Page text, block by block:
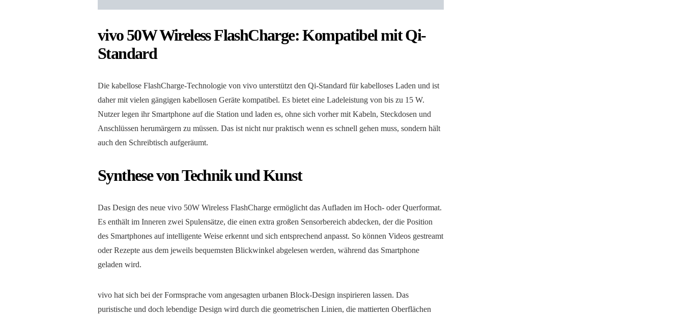
vivo 50W Wireless FlashCharge: Kompatibel mit Qi-
Standard
Die kabellose FlashCharge-Technologie von vivo unterstützt den Qi-Standard für kabelloses Laden und ist
daher mit vielen gängigen kabellosen Geräte kompatibel. Es bietet eine Ladeleistung von bis zu 15 W.
Nutzer legen ihr Smartphone auf die Station und laden es, ohne sich vorher mit Kabeln, Steckdosen und
Anschlüssen herumärgern zu müssen. Das ist nicht nur praktisch wenn es schnell gehen muss, sondern hält
auch den Schreibtisch aufgeräumt.
Synthese von Technik und Kunst
Das Design des neue vivo 50W Wireless FlashCharge ermöglicht das Aufladen im Hoch- oder Querformat.
Es enthält im Inneren zwei Spulensätze, die einen extra großen Sensorbereich abdecken, der die Position
des Smartphones auf intelligente Weise erkennt und sich entsprechend anpasst. So können Videos gestreamt
oder Rezepte aus dem jeweils bequemsten Blickwinkel abgelesen werden, während das Smartphone
geladen wird.
vivo hat sich bei der Formsprache vom angesagten urbanen Block-Design inspirieren lassen. Das
puristische und doch lebendige Design wird durch die geometrischen Linien, die mattierten Oberflächen